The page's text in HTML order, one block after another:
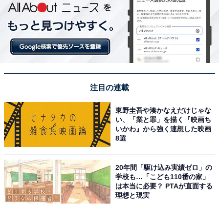
校では子供達に起こる。その時見守れる親で居たい…」
2月3日放送の第5話は、翔の高校生活の行方や大地と円
の関係が見どころとなりそうです。また、順調にアップ
デートを続ける誠にも、何やら一波乱ありそうで……。
進展する誠、大地、翔の状況に注目です！
注目の連載
東野圭吾や湊かなえだけじゃな
い、「業と罪」を描く『映画ち
いかわ』から強く連想した映画
8選
20年間「駆け込み実績ゼロ」の
学校も…「こども110番の家」
は本当に必要？ PTAが直面する
理想と現実